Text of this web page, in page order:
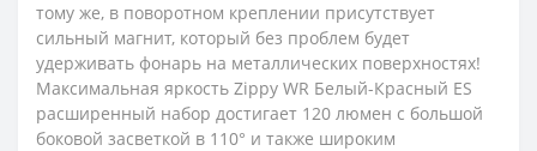
тому же, в поворотном креплении присутствует
сильный магнит, который без проблем будет
удерживать фонарь на металлических поверхностях!
Максимальная яркость Zippy WR Белый-Красный ES
расширенный набор достигает 120 люмен с большой
боковой засветкой в 110° и также широким